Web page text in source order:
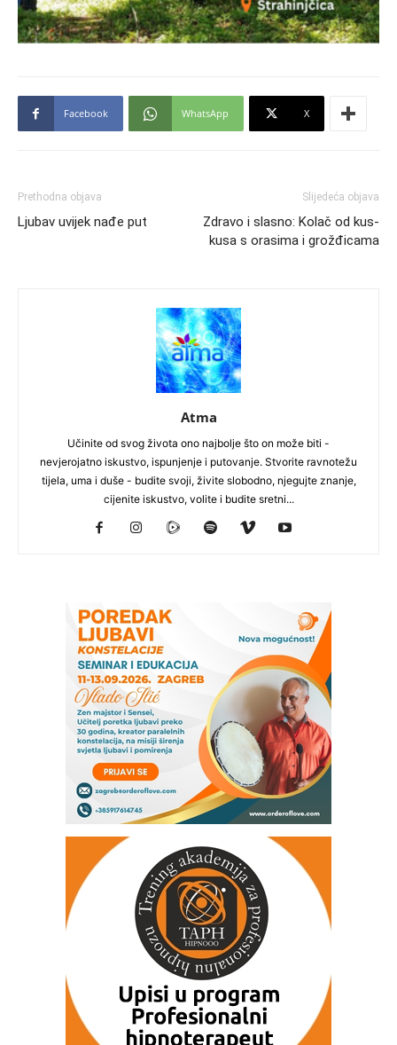
Facebook WhatsApp X
Prethodna objava
Ljubav uvijek nađe put
Slijedeća objava
Zdravo i slasno: Kolač od kus-
kusa s orasima i grožđicama
Atma
Učinite od svog života ono najbolje što on može biti -
nevjerojatno iskustvo, ispunjenje i putovanje. Stvorite ravnotežu
tijela, uma i duše - budite svoji, živite slobodno, njegujte znanje,
cijenite iskustvo, volite i budite sretni...